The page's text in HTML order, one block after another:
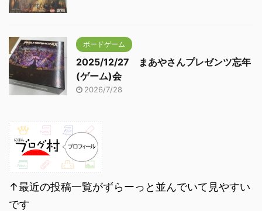
ボードゲーム
2025/12/27 まあやさんプレゼンツ忘年
(ゲーム)会
2026/7/28
↑最近の投稿一覧がずらーっと並んでいて見やすい
です